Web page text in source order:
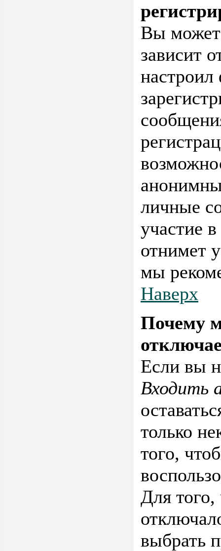
Вы
зависит
личные
участие
отнимет
мы
Наверх
Почему
Если вы
Входить
только
того,
Для того,
выбрать